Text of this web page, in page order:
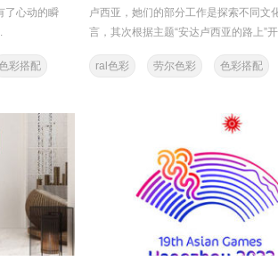
了心动的瞬
彩搭配
卢西亚，她们的部分工作是探索不同文
言，其次根据主题“安达卢西亚的路上”
ral色彩
劳尔色彩 色彩搭配